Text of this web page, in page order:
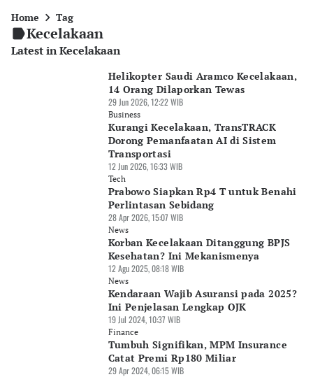
Home Tag
Kecelakaan
Latest in Kecelakaan
Helikopter Saudi Aramco Kecelakaan,
14 Orang Dilaporkan Tewas
29 Jun 2026, 12:22 WIB
Business
Kurangi Kecelakaan, TransTRACK
Dorong Pemanfaatan AI di Sistem
Transportasi
12 Jun 2026, 16:33 WIB
Tech
Prabowo Siapkan Rp4 T untuk Benahi
Perlintasan Sebidang
28 Apr 2026, 15:07 WIB
News
Korban Kecelakaan Ditanggung BPJS
Kesehatan? Ini Mekanismenya
12 Agu 2025, 08:18 WIB
News
Kendaraan Wajib Asuransi pada 2025?
Ini Penjelasan Lengkap OJK
19 Jul 2024, 10:37 WIB
Finance
Tumbuh Signifikan, MPM Insurance
Catat Premi Rp180 Miliar
29 Apr 2024, 06:15 WIB